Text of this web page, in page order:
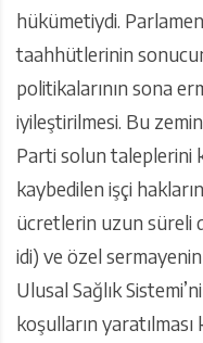
hükümetiydi.
taahhütlerinin
politikalarının sona
iyileştirilmesi. Bu
Parti solun taleplerini
kaybedilen işçi
ücretlerin uzun süreli
idi) ve özel sermayenin
Ulusal Sağlık
koşulların